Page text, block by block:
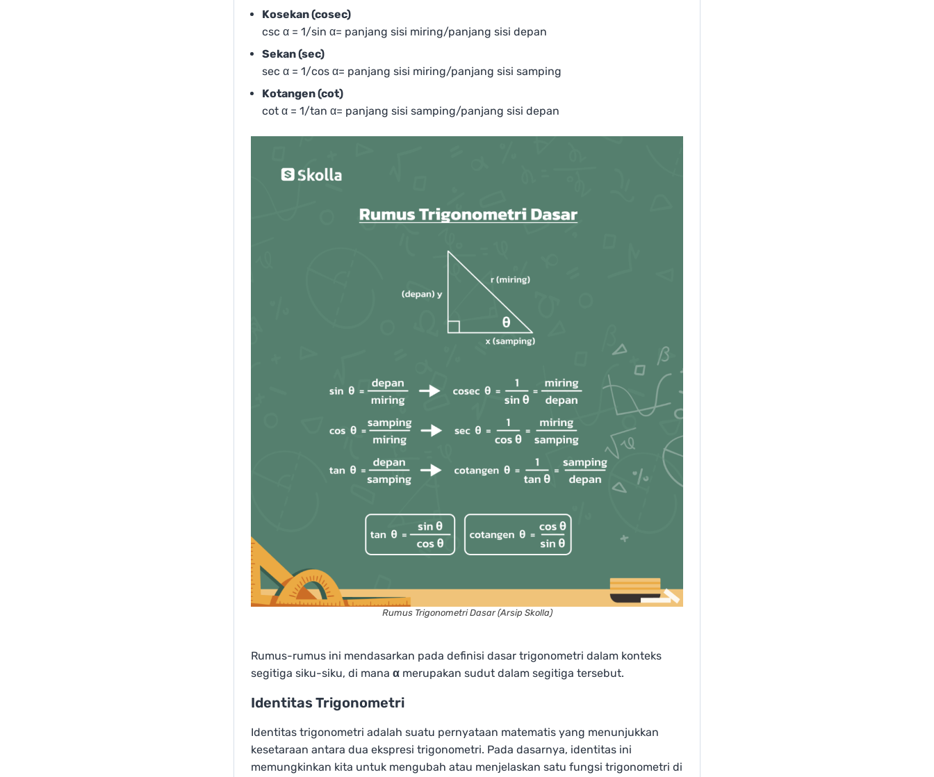
Kosekan (cosec)
csc⁡ α = 1/sin α= panjang sisi miring/panjang sisi depan
Sekan (sec)
sec⁡ α = 1/cos⁡ α= panjang sisi miring/panjang sisi samping
Kotangen (cot)
cot⁡ α = 1/tan α= panjang sisi samping/panjang sisi depan
Rumus Trigonometri Dasar (Arsip Skolla)
Rumus-rumus ini mendasarkan pada definisi dasar trigonometri dalam konteks
segitiga siku-siku, di mana α merupakan sudut dalam segitiga tersebut.
Identitas Trigonometri
Identitas trigonometri adalah suatu pernyataan matematis yang menunjukkan
kesetaraan antara dua ekspresi trigonometri. Pada dasarnya, identitas ini
memungkinkan kita untuk mengubah atau menjelaskan satu fungsi trigonometri di